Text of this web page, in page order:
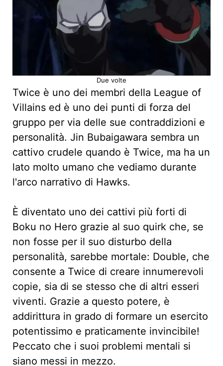
Due volte
Twice è uno dei membri della League of
Villains ed è uno dei punti di forza del
gruppo per via delle sue contraddizioni e
personalità. Jin Bubaigawara sembra un
cattivo crudele quando è Twice, ma ha un
lato molto umano che vediamo durante
l'arco narrativo di Hawks.
È diventato uno dei cattivi più forti di
Boku no Hero grazie al suo quirk che, se
non fosse per il suo disturbo della
personalità, sarebbe mortale: Double, che
consente a Twice di creare innumerevoli
copie, sia di se stesso che di altri esseri
viventi. Grazie a questo potere, è
addirittura in grado di formare un esercito
potentissimo e praticamente invincibile!
Peccato che i suoi problemi mentali si
siano messi in mezzo.